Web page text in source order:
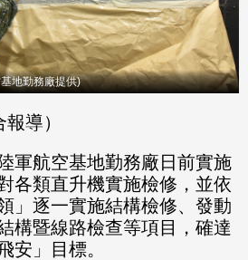
地勤務廠提供)
導）
軍航空基地勤務廠日前實施
各類直升機實施檢修，並依
」逐一實施結構檢修、發動
構暨線路檢查等項目，確達
安」目標。